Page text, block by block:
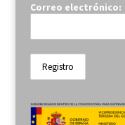
Correo electrónico: